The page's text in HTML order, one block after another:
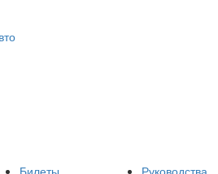
Билеты Руководства